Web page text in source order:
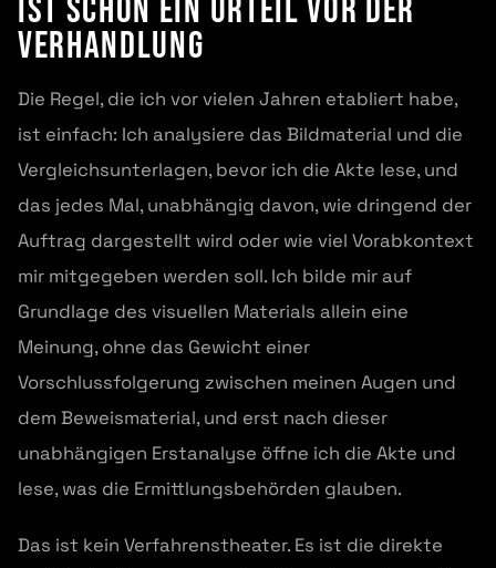
ist schon ein Urteil vor der
Verhandlung
Die Regel, die ich vor vielen Jahren etabliert habe,
ist einfach: Ich analysiere das Bildmaterial und die
Vergleichsunterlagen, bevor ich die Akte lese, und
das jedes Mal, unabhängig davon, wie dringend der
Auftrag dargestellt wird oder wie viel Vorabkontext
mir mitgegeben werden soll. Ich bilde mir auf
Grundlage des visuellen Materials allein eine
Meinung, ohne das Gewicht einer
Vorschlussfolgerung zwischen meinen Augen und
dem Beweismaterial, und erst nach dieser
unabhängigen Erstanalyse öffne ich die Akte und
lese, was die Ermittlungsbehörden glauben.
Das ist kein Verfahrenstheater. Es ist die direkte